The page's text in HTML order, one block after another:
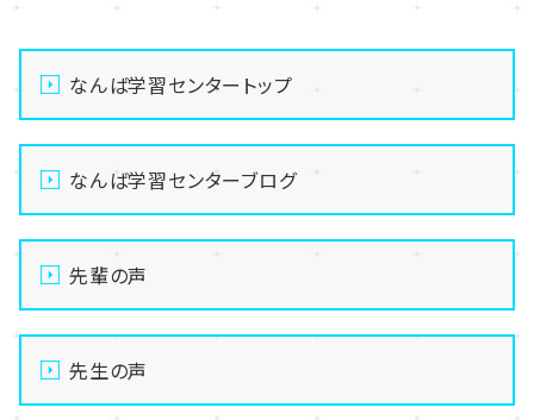
なんば学習センタートップ
なんば学習センターブログ
先輩の声
先生の声